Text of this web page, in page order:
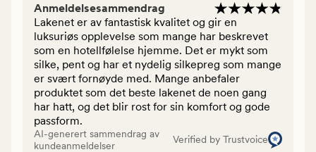
Anmeldelsesammendrag
Lakenet er av fantastisk kvalitet og gir en
luksuriøs opplevelse som mange har beskrevet
som en hotellfølelse hjemme. Det er mykt som
silke, pent og har et nydelig silkepreg som mange
er svært fornøyde med. Mange anbefaler
produktet som det beste lakenet de noen gang
har hatt, og det blir rost for sin komfort og gode
passform.
AI-generert sammendrag av
kundeanmeldelser
Verified by Trustvoice